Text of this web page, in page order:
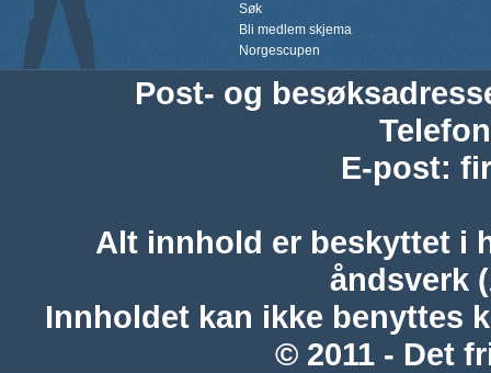
Søk
Bli medlem skjema
Norgescupen
Post- og
Telefon
E-post:
Alt innhold er beskyttet i
åndsverk
Innholdet kan ikke benyttes
© 2011 - Det